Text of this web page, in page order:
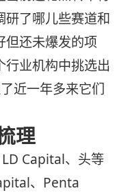
研了哪儿些赛道和
但还未爆发的项
行业机构中挑选出
近一年多来它们
理
Capital、头等
、Penta